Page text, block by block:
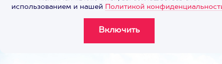
использованием и нашей Политикой